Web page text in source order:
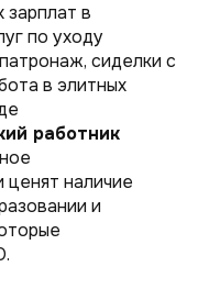
зарплат в
по уходу
сиделки с
в элитных
работник
наличие
и